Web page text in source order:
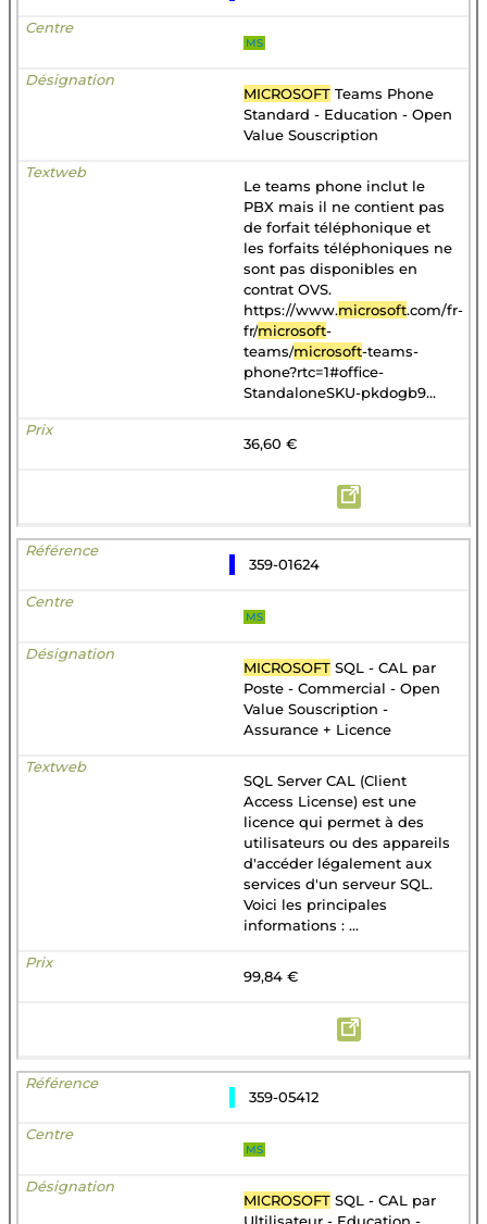
MS
MICROSOFT Teams Phone
Standard - Education - Open
Value Souscription
Le teams phone inclut le
PBX mais il ne contient pas
de forfait téléphonique et
les forfaits téléphoniques ne
sont pas disponibles en
contrat OVS.
https://www.microsoft.com/fr-
fr/microsoft-
teams/microsoft-teams-
phone?rtc=1#office-
StandaloneSKU-pkdogb9...
36,60 €
359-01624
MS
MICROSOFT SQL - CAL par
Poste - Commercial - Open
Value Souscription -
Assurance + Licence
SQL Server CAL (Client
Access License) est une
licence qui permet à des
utilisateurs ou des appareils
d'accéder légalement aux
services d'un serveur SQL.
Voici les principales
informations : ...
99,84 €
359-05412
MS
MICROSOFT SQL - CAL par